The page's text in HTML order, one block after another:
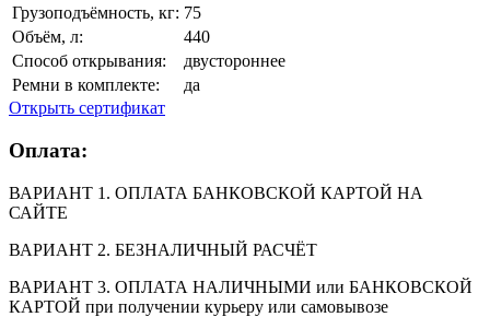
Грузоподъёмность, кг: 75
Объём, л:
440
Способ открывания:
двустороннее
Ремни в комплекте:
да
Открыть сертификат
Оплата:
ВАРИАНТ 1. ОПЛАТА БАНКОВСКОЙ КАРТОЙ НА
САЙТЕ
ВАРИАНТ 2. БЕЗНАЛИЧНЫЙ РАСЧЁТ
ВАРИАНТ 3. ОПЛАТА НАЛИЧНЫМИ или БАНКОВСКОЙ
КАРТОЙ при получении курьеру или самовывозе